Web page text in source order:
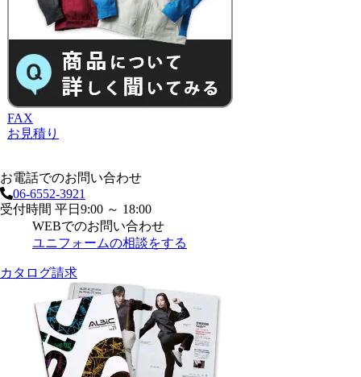
FAX
お見積り
お電話でのお問い合わせ
06-6552-3921
受付時間 平日9:00 ～ 18:00
WEBでのお問い合わせ
ユニフォームの相談をする
カタログ請求